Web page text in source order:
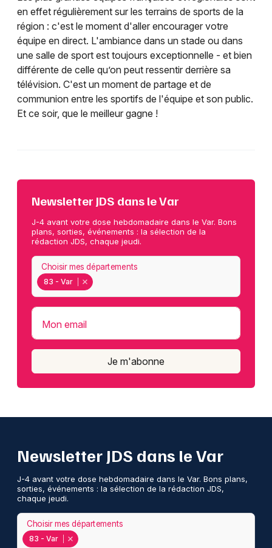
en effet régulièrement sur les terrains de sports de la
région : c'est le moment d'aller encourager votre
équipe en direct. L'ambiance dans un stade ou dans
une salle de sport est toujours exceptionnelle - et bien
différente de celle qu’on peut ressentir derrière sa
télévision. C'est un moment de partage et de
communion entre les sportifs de l'équipe et son public.
Et ce soir, que le meilleur gagne !
Newsletter JDS dans le Var
J-4 avant votre dose hebdomadaire dans le Var. Bons
plans, sorties, événements : la sélection de la
rédaction JDS, chaque jeudi.
83 - Var
Choisir mes départements
Mon email
Je m'abonne
Newsletter JDS dans le Var
J-4 avant votre dose hebdomadaire dans le Var. Bons plans,
sorties, événements : la sélection de la rédaction JDS,
chaque jeudi.
83 - Var
Choisir mes départements